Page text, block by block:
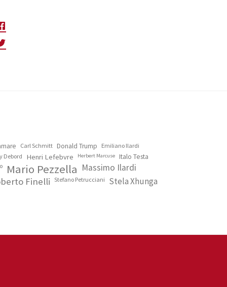
Carl Schmitt Donald Trump Emiliano Ilardi
Debord Henri Lefebvre Herbert Marcuse Italo Testa
Mario Pezzella Massimo Ilardi
Finelli Stefano Petrucciani
Stela Xhunga